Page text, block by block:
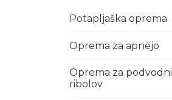
Potapljaška oprema
Oprema za apnejo
Oprema za podvodni
ribolov